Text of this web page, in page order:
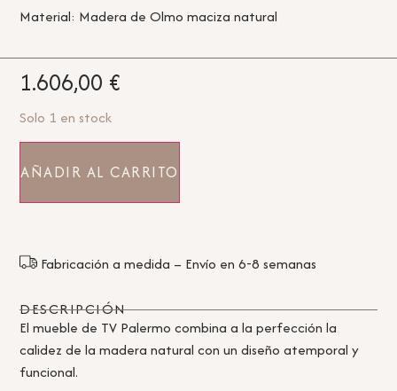
Material: Madera de Olmo maciza natural
1.606,00 €
Solo 1 en stock
AÑADIR AL CARRITO
Fabricación a medida – Envío en 6-8 semanas
DESCRIPCIÓN
El mueble de TV Palermo combina a la perfección la
calidez de la madera natural con un diseño atemporal y
funcional.